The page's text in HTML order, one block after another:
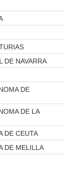
DE NAVARRA
DE
DE LA
DE CEUTA
DE MELILLA